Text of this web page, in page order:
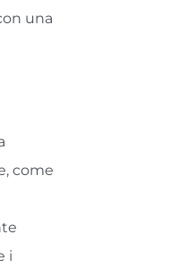
una
come
i